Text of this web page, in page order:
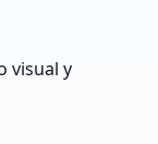
visual y